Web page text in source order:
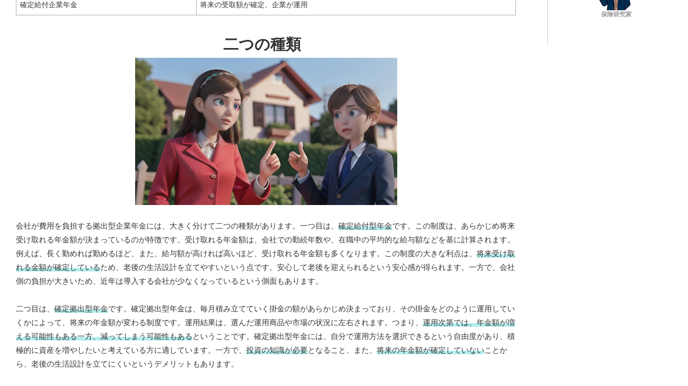
確定給付企業年金 将来の受取額が確定、企業が運用
二つの種類
会社が費用を負担する拠出型企業年金には、大きく分けて二つの種類があります。一つ目は、 確定給付型年金です。この制度は、あらかじめ将来
受け取れる年金額が決まっているのが特徴です。受け取れる年金額は、会社での勤続年数や、在職中の平均的な給与額などを基に計算されます。
例えば、長く勤めれば勤めるほど、また、給与額が高ければ高いほど、受け取れる年金額も多くなります。この制度の大きな利点は、 将来受け取
れる金額が確定しているため、老後の生活設計を立てやすいという点です。安心して老後を迎えられるという安心感が得られます。一方で、会社
側の負担が大きいため、近年は導入する会社が少なくなっているという側面もあります。
二つ目は、 確定拠出型年金です。確定拠出型年金は、毎月積み立てていく掛金の額があらかじめ決まっており、その掛金をどのように運用してい
くかによって、将来の年金額が変わる制度です。運用結果は、選んだ運用商品や市場の状況に左右されます。つまり、 運用次第では、年金額が増
える可能性もある一方、減ってしまう可能性もあるということです。確定拠出型年金には、自分で運用方法を選択できるという自由度があり、積
極的に資産を増やしたいと考えている方に適しています。一方で、 投資の知識が必要となること、また、 将来の年金額が確定していないことか
ら、老後の生活設計を立てにくいというデメリットもあります。
保険研究家